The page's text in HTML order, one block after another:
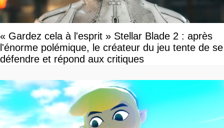
« Gardez cela à l'esprit » Stellar Blade 2 : après
l'énorme polémique, le créateur du jeu tente de se
défendre et répond aux critiques